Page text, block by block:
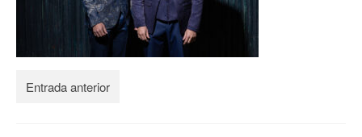
SOBRE LM
Entrada anterior